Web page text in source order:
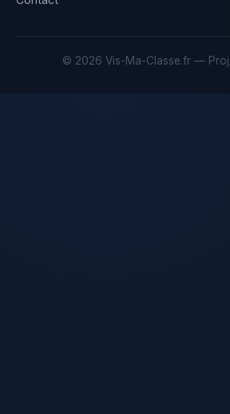
© 2026 Vis-Ma-Classe.fr —